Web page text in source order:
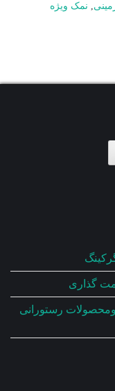
, نمک ویژه
گذاری
ومحصولات رستورانی